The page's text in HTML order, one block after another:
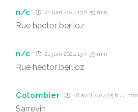
n/c 21 juin 2024 13 h 59 min
Rue hector berlioz
n/c 21 juin 2024 13 h 59 min
Rue hector berlioz
Colombier 18 avril 2024 15 h 44 min
Sarrevin